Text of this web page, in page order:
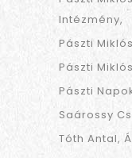
Intézmény
Pászti
Pászti
Pászti
Saárossy
Tóth Antal